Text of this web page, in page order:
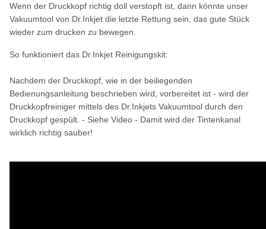
Wenn der Druckkopf richtig doll verstopft ist, dann könnte unser
Vakuumtool von Dr.Inkjet die letzte Rettung sein, das gute Stück
wieder zum drucken zu bewegen.
So funktioniert das Dr.Inkjet Reinigungskit:
Nachdem der Druckkopf, wie in der beiliegenden
Bedienungsanleitung beschrieben wird, vorbereitet ist - wird der
Druckkopfreiniger mittels des Dr.Inkjets Vakuumtool durch den
Druckkopf gespült. - Siehe Video - Damit wird der Tintenkanal
wirklich richtig sauber!